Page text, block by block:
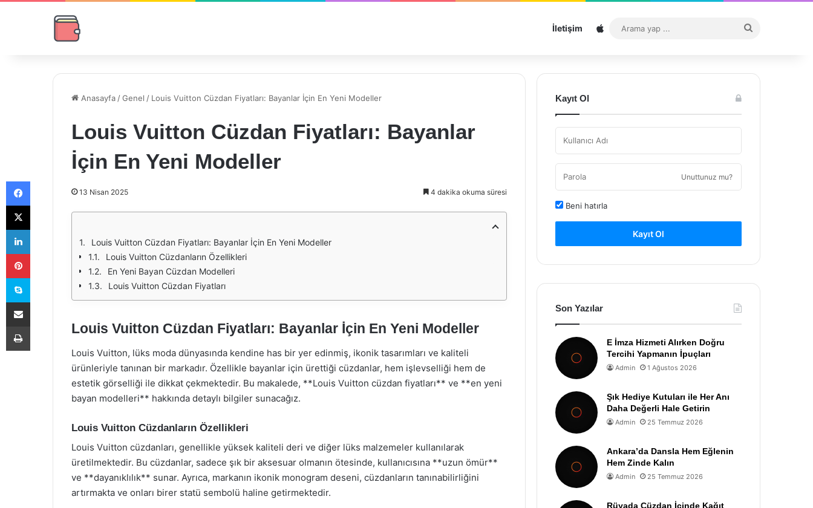
İletişim Sitemap
...
Anasayfa /Genel / Louis Vuitton Cüzdan Fiyatları: Bayanlar İçin En Yeni Modeller
Louis Vuitton Cüzdan Fiyatları: Bayanlar
İçin En Yeni Modeller
13 Nisan 2025 4 dakika okuma süresi
Louis Vuitton Cüzdan Fiyatları: Bayanlar İçin En Yeni Modeller
Louis Vuitton Cüzdanların Özellikleri
En Yeni Bayan Cüzdan Modelleri
Louis Vuitton Cüzdan Fiyatları
Louis Vuitton Cüzdan Fiyatları: Bayanlar İçin En Yeni Modeller
Louis Vuitton, lüks moda dünyasında kendine has bir yer edinmiş, ikonik tasarımları ve kaliteli
ürünleriyle tanınan bir markadır. Özellikle bayanlar için ürettiği cüzdanlar, hem işlevselliği hem de
estetik görselliği ile dikkat çekmektedir. Bu makalede, **Louis Vuitton cüzdan fiyatları** ve **en yeni
bayan modelleri** hakkında detaylı bilgiler sunacağız.
Louis Vuitton Cüzdanların Özellikleri
Louis Vuitton cüzdanları, genellikle yüksek kaliteli deri ve diğer lüks malzemeler kullanılarak
üretilmektedir. Bu cüzdanlar, sadece şık bir aksesuar olmanın ötesinde, kullanıcısına **uzun ömür**
ve **dayanıklılık** sunar. Ayrıca, markanın ikonik monogram deseni, cüzdanların tanınabilirliğini
artırmakta ve onları birer statü sembolü haline getirmektedir.
Kayıt Ol
Unuttunuz mu?
Beni hatırla
Kayıt Ol
Son Yazılar
E İmza Hizmeti Alırken Doğru
Tercihi Yapmanın İpuçları
Admin 1 Ağustos 2026
Şık Hediye Kutuları ile Her Anı
Daha Değerli Hale Getirin
Admin 25 Temmuz 2026
Ankara’da Dansla Hem Eğlenin
Hem Zinde Kalın
Admin 25 Temmuz 2026
Rüyada Cüzdan İçinde Kağıt
Facebook
X
LinkedIn
Pinterest
Skype
E-Posta ile paylaş